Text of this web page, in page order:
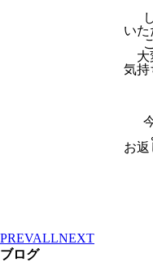
いた
大
気持
お返
PREVALLNEXT
ブログ